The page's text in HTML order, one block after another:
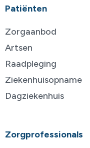
Patiënten
Zorgaanbod
Artsen
Raadpleging
Ziekenhuisopname
Dagziekenhuis
Zorgprofessionals